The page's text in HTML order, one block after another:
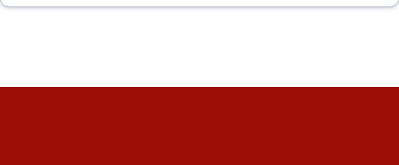
altid til efter kampe?